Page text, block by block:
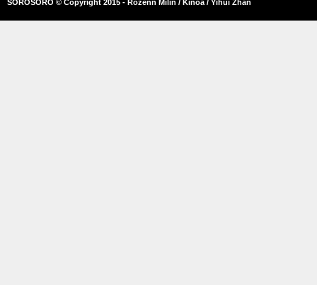
SOROSORO © Copyright 2015 - Rozenn Milin / Kinoa / Yihui Zhan